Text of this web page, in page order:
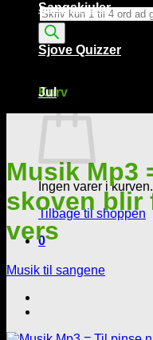
Products
search
Kurv
Ingen varer i kurven.
Tilbage til shoppen
0
Sangskjuler
Sjove Quizzer
Jul
Musik Mp3
skoven blir
vers
Musik til sangene